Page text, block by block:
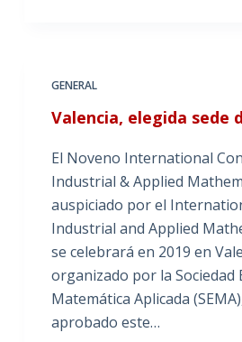
GENERAL
Valencia, elegida sede
El Noveno International
Industrial & Applied
auspiciado por el
Industrial and Applied
se celebrará en 2019 en
organizado por la Sociedad
Matemática Aplicada
aprobado este…